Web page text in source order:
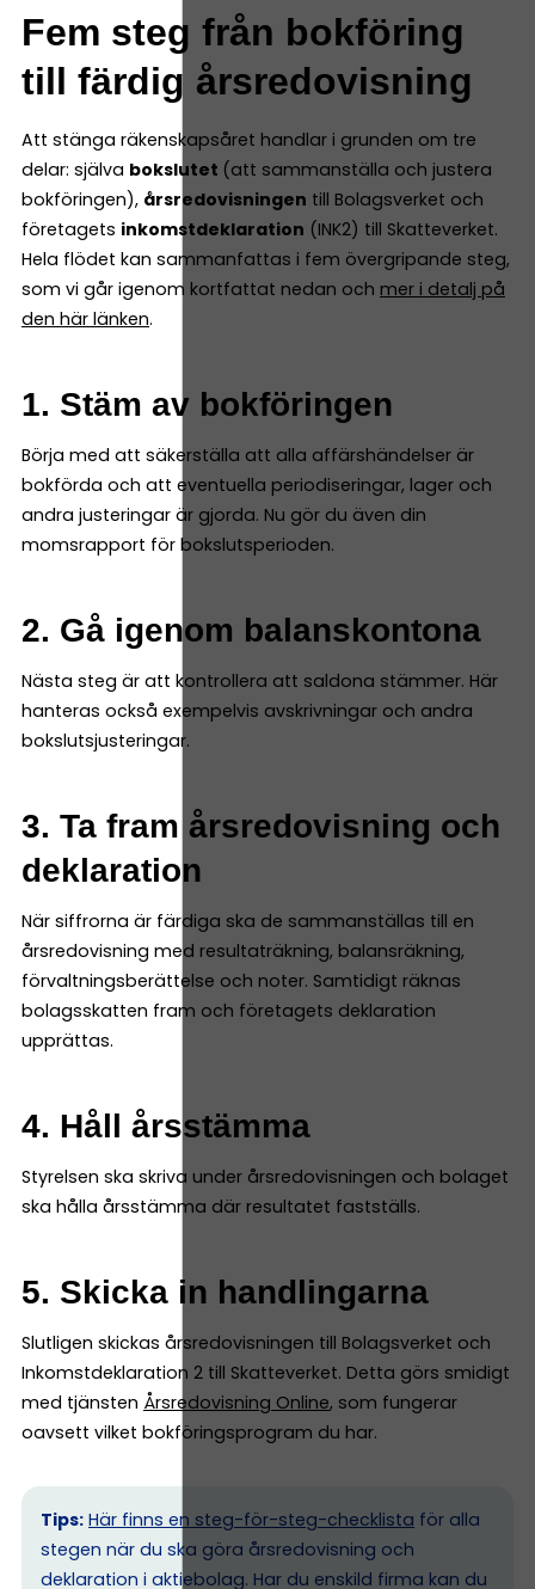
Fem steg från bokföring
till färdig årsredovisning
Att stänga räkenskapsåret handlar i grunden om tre
delar: själva bokslutet (att sammanställa och justera
bokföringen), årsredovisningen till Bolagsverket och
företagets inkomstdeklaration (INK2) till Skatteverket.
Hela flödet kan sammanfattas i fem övergripande steg,
som vi går igenom kortfattat nedan och mer i detalj på
den här länken.
1. Stäm av bokföringen
Börja med att säkerställa att alla affärshändelser är
bokförda och att eventuella periodiseringar, lager och
andra justeringar är gjorda. Nu gör du även din
momsrapport för bokslutsperioden.
2. Gå igenom balanskontona
Nästa steg är att kontrollera att saldona stämmer. Här
hanteras också exempelvis avskrivningar och andra
bokslutsjusteringar.
3. Ta fram årsredovisning och
deklaration
När siffrorna är färdiga ska de sammanställas till en
årsredovisning med resultaträkning, balansräkning,
förvaltningsberättelse och noter. Samtidigt räknas
bolagsskatten fram och företagets deklaration
upprättas.
4. Håll årsstämma
Styrelsen ska skriva under årsredovisningen och bolaget
ska hålla årsstämma där resultatet fastställs.
5. Skicka in handlingarna
Slutligen skickas årsredovisningen till Bolagsverket och
Inkomstdeklaration 2 till Skatteverket. Detta görs smidigt
med tjänsten Årsredovisning Online, som fungerar
oavsett vilket bokföringsprogram du har.
Tips: Här finns en steg-för-steg-checklista för alla
stegen när du ska göra årsredovisning och
deklaration i aktiebolag. Har du enskild firma kan du